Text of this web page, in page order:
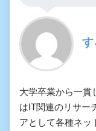
大学卒業から一貫
はIT関連のリサー
アとして各種ネッ